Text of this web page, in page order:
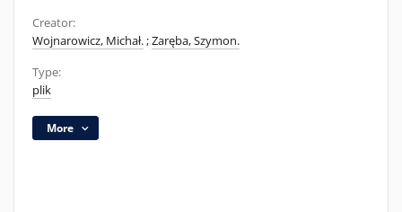
Creator:
Wojnarowicz, Michał.;Zaręba, Szymon.
Type:
plik
More